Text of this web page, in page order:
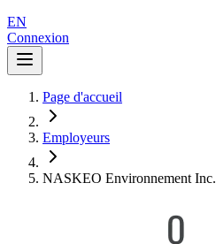
EN
Connexion
Page d'accueil
Employeurs
NASKEO Environnement Inc.